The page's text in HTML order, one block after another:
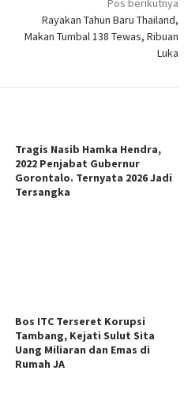
Pos berikutnya
Rayakan Tahun Baru Thailand,
Makan Tumbal 138 Tewas, Ribuan
Luka
Tragis Nasib Hamka Hendra,
2022 Penjabat Gubernur
Gorontalo. Ternyata 2026 Jadi
Tersangka
Bos ITC Terseret Korupsi
Tambang, Kejati Sulut Sita
Uang Miliaran dan Emas di
Rumah JA